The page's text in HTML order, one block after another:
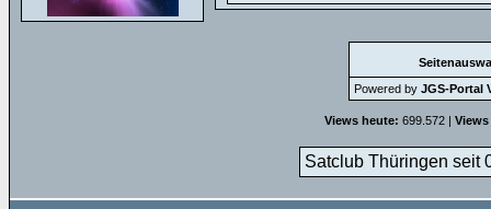
Powered by JGS-Portal
Views heute: 699.572 |
Satclub Thüringen seit